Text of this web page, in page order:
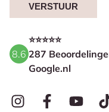
VERSTUUR
8.6
⭐⭐⭐⭐⭐
287
Google.nl